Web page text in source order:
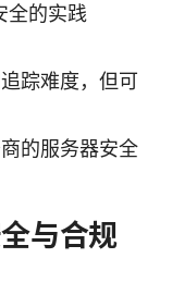
全的实践
踪难度，但可
的服务器安全
与合规